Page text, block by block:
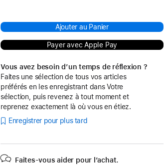
Ajouter au Panier
Payer avec Apple Pay
Vous avez besoin d’un temps de réflexion ?
Faites une sélection de tous vos articles
préférés en les enregistrant dans Votre
sélection, puis revenez à tout moment et
reprenez exactement là où vous en étiez.
Enregistrer pour plus tard
Faites-vous aider pour l’achat.